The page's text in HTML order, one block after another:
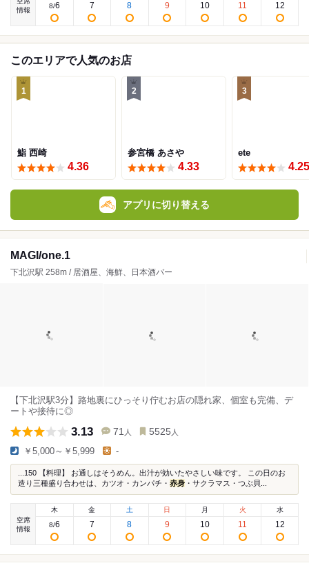
情報
8/6 7 8 9 10 11 12
このエリアで人気のお店
1
鮨 西崎
4.36
2
参宮橋 あさや
4.33
3
ete
4.25
アプリに切り替える
MAGI/one.1
下北沢駅 258m / 居酒屋、海鮮、日本酒バー
【下北沢駅3分】路地裏にひっそり佇むお店の隠れ家、個室も完備、デ
ートや接待に◎
3.13 71 人 5525 人
￥5,000～￥5,999 -
...150 【料理】 お通しはそうめん。出汁が効いたやさしい味です。 この日のお
造り三種盛り合わせは、カツオ・カンパチ・ 赤身 ・サクラマス・つぶ貝...
空席
情報
木
8/6
金
7
土
8
日
9
月
10
火
11
水
12